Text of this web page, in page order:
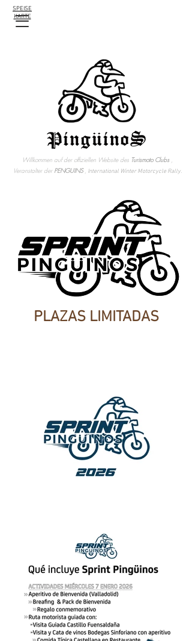
SPEISE
KARTE
Willkommen auf der offiziellen Website des Turismoto Clubs,
Veranstalter der PENGUINS, International Winter Motorcycle Rally.
PLAZAS LIMITADAS